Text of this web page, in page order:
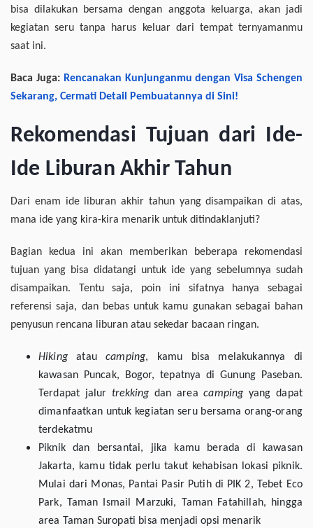
bisa dilakukan bersama dengan anggota keluarga, akan jadi
kegiatan seru tanpa harus keluar dari tempat ternyamanmu
saat ini.
Baca Juga: Rencanakan Kunjunganmu dengan Visa Schengen
Sekarang, Cermati Detail Pembuatannya di Sini!
Rekomendasi Tujuan dari Ide-
Ide Liburan Akhir Tahun
Dari enam ide liburan akhir tahun yang disampaikan di atas,
mana ide yang kira-kira menarik untuk ditindaklanjuti?
Bagian kedua ini akan memberikan beberapa rekomendasi
tujuan yang bisa didatangi untuk ide yang sebelumnya sudah
disampaikan. Tentu saja, poin ini sifatnya hanya sebagai
referensi saja, dan bebas untuk kamu gunakan sebagai bahan
penyusun rencana liburan atau sekedar bacaan ringan.
Hikingataucamping, kamu bisa melakukannya di
kawasan Puncak, Bogor, tepatnya di Gunung Paseban.
Terdapat jalurtrekking dan areacamping yang dapat
dimanfaatkan untuk kegiatan seru bersama orang-orang
terdekatmu
Piknik dan bersantai, jika kamu berada di kawasan
Jakarta, kamu tidak perlu takut kehabisan lokasi piknik.
Mulai dari Monas, Pantai Pasir Putih di PIK 2, Tebet Eco
Park, Taman Ismail Marzuki, Taman Fatahillah, hingga
area Taman Suropati bisa menjadi opsi menarik